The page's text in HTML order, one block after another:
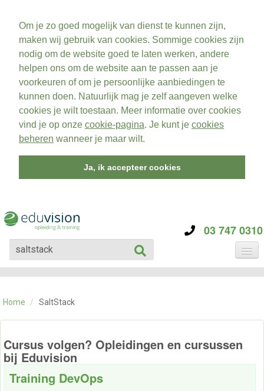
Om je zo goed mogelijk van dienst te kunnen zijn,
maken wij gebruik van cookies. Sommige cookies zijn
nodig om de website goed te laten werken, andere
helpen ons om de website aan te passen aan je
voorkeuren of om je persoonlijke aanbiedingen te
kunnen doen. Natuurlijk mag je zelf aangeven welke
cookies je wilt toestaan. Meer informatie over cookies
vind je op onze cookie-pagina. Je kunt je cookies
beheren wanneer je maar wilt.
Ja, ik accepteer cookies
03 747 0310
CATEGORIE
OVER ONS
CONTACT
Home / SaltStack
Cursus volgen? Opleidingen en cursussen
bij Eduvision
Training DevOps